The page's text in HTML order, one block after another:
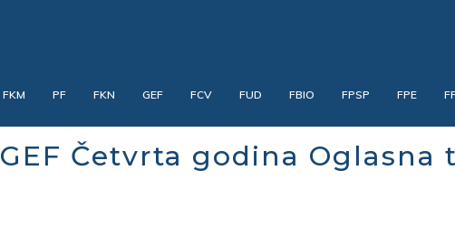
FKM PF FKN GEF FCV FUD FBIO FPSP FPE
GEF Četvrta godina Oglasna